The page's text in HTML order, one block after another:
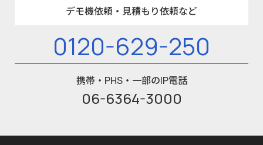
デモ機依頼・見積もり依頼など
0120-629-250
携帯・PHS・一部のIP電話
06-6364-3000